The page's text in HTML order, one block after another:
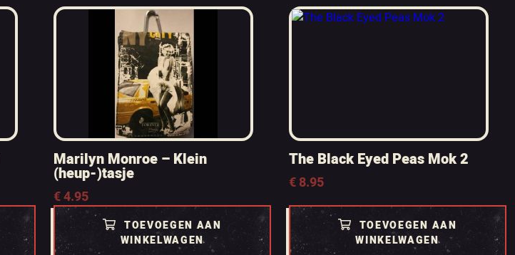
Marilyn Monroe – Klein
(heup-)tasje
€4.95
TOEVOEGEN AAN
WINKELWAGEN
The Black Eyed Peas Mok 2
€8.95
TOEVOEGEN AAN
WINKELWAGEN